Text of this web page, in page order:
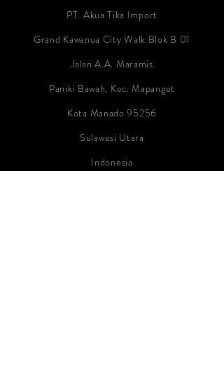
PT. Akua Tika Import
Grand Kawanua City Walk Blok B 01
Jalan A.A. Maramis
Paniki Bawah, Kec. Mapanget
Kota Manado 95256
Sulawesi Utara
Indonesia